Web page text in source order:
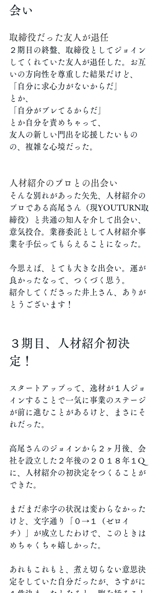
会い
取締役だった友人が退任
２期目の終盤、取締役としてジョイン
してくれていた友人が退任した。お互
いの方向性を尊重した結果だけど、
「自分に求心力がないからだ」
とか、
「自分がブレてるからだ」
とか自分を責めちゃって、
友人の新しい門出を応援したいもの
の、複雑な心境だった。
人材紹介のプロとの出会い
そんな別れがあった矢先、人材紹介の
プロである高尾さん（現YOUTURN取
締役）と共通の知人を介して出会い、
意気投合。業務委託として人材紹介事
業を手伝ってもらえることになった。
今思えば、とても大きな出会い。運が
良かったなって、つくづく思う。
紹介してくださった井上さん、ありが
とうございます！
３期目、人材紹介初決
定！
スタートアップって、逸材が１人ジョ
インすることで一気に事業のステージ
が前に進むことがあるけど、まさにそ
れだった。
高尾さんのジョインから２ヶ月後、会
社を設立した２年後の２０１８年１Q
に、人材紹介の初決定をつくることが
できた。
まだまだ赤字の状況は変わらなかった
けど、文字通り「０→１（ゼロイ
チ）」が成立したわけで、このときは
めちゃくちゃ嬉しかった。
あれもこれもと、煮え切らない意思決
定をしていた自分だったが、さすがに